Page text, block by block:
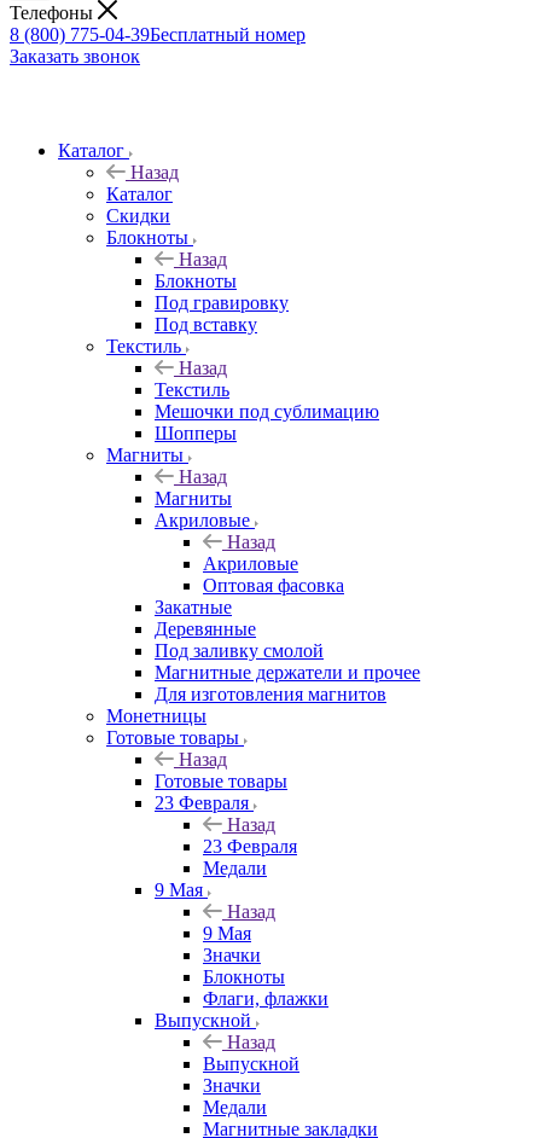
Телефоны
8 (800) 775-04-39Бесплатный номер
Заказать звонок
Каталог
Назад
Каталог
Скидки
Блокноты
Назад
Блокноты
Под гравировку
Под вставку
Текстиль
Назад
Текстиль
Мешочки под сублимацию
Шопперы
Магниты
Назад
Магниты
Акриловые
Назад
Акриловые
Оптовая фасовка
Закатные
Деревянные
Под заливку смолой
Магнитные держатели и прочее
Для изготовления магнитов
Монетницы
Готовые товары
Назад
Готовые товары
23 Февраля
Назад
23 Февраля
Медали
9 Мая
Назад
9 Мая
Значки
Блокноты
Флаги, флажки
Выпускной
Назад
Выпускной
Значки
Медали
Магнитные закладки